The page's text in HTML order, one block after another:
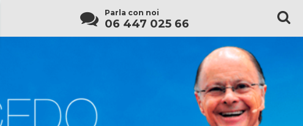
Parla con noi
06 447 025 66